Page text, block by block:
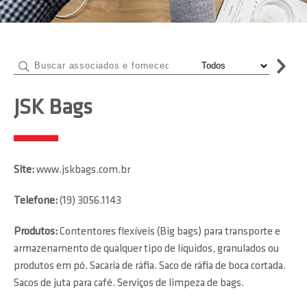
JSK Bags
Site:www.jskbags.com.br
Telefone:(19) 3056.1143
Produtos:Contentores flexíveis (Big bags) para transporte e
armazenamento de qualquer tipo de líquidos, granulados ou
produtos em pó. Sacaria de ráfia. Saco de ráfia de boca cortada.
Sacos de juta para café. Serviços de limpeza de bags.